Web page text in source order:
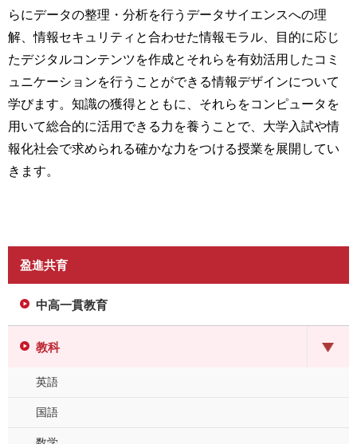
らにデータの整理・分析を行うデータサイエンスへの理
解、情報セキュリティと合わせた情報モラル、目的に応じ
たデジタルコンテンツを作成とそれらを有効活用したコミ
ュニケーションを行うことができる情報デザインについて
学びます。知識の獲得とともに、それらをコンピュータを
用いて総合的に活用できる力を養うことで、大学入試や情
報化社会で求められる確かな力をつける授業を展開してい
きます。
盈進共育
中高一貫教育
教科
英語
国語